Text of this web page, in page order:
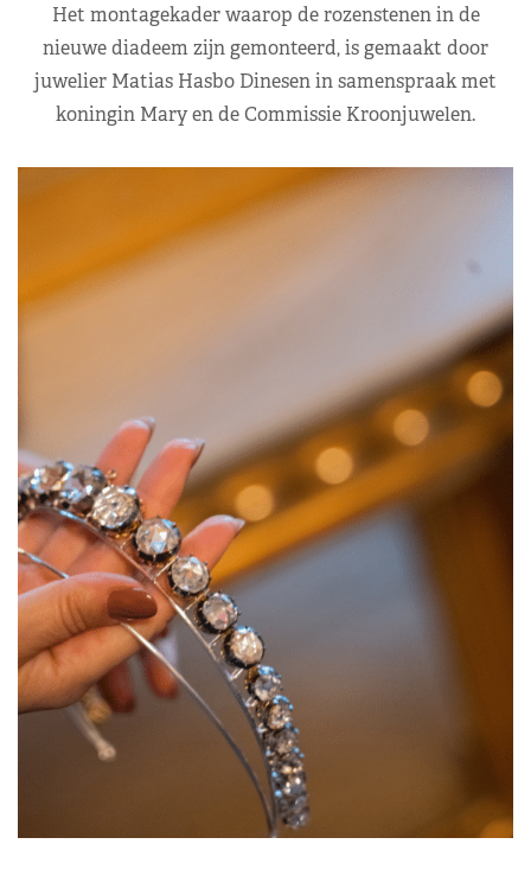
Het montagekader waarop de rozenstenen in de
nieuwe diadeem zijn gemonteerd, is gemaakt door
juwelier Matias Hasbo Dinesen in samenspraak met
koningin Mary en de Commissie Kroonjuwelen.